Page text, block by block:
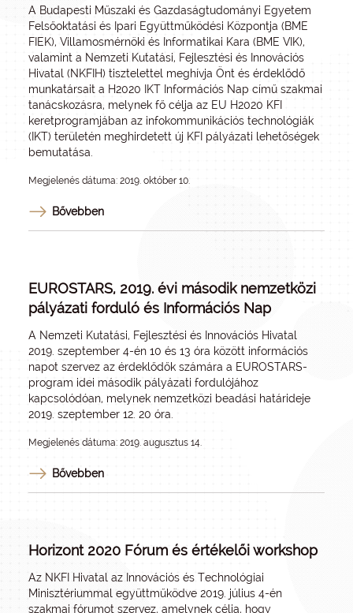
A Budapesti Műszaki és Gazdaságtudományi Egyetem
Felsőoktatási és Ipari Együttműködési Központja (BME
FIEK), Villamosmérnöki és Informatikai Kara (BME VIK),
valamint a Nemzeti Kutatási, Fejlesztési és Innovációs
Hivatal (NKFIH) tisztelettel meghívja Önt és érdeklődő
munkatársait a H2020 IKT Információs Nap című szakmai
tanácskozásra, melynek fő célja az EU H2020 KFI
keretprogramjában az infokommunikációs technológiák
(IKT) területén meghirdetett új KFI pályázati lehetőségek
bemutatása.
Megjelenés dátuma: 2019. október 10.
Bővebben
EUROSTARS, 2019. évi második nemzetközi
pályázati forduló és Információs Nap
A Nemzeti Kutatási, Fejlesztési és Innovációs Hivatal
2019. szeptember 4-én 10 és 13 óra között információs
napot szervez az érdeklődők számára a EUROSTARS-
program idei második pályázati fordulójához
kapcsolódóan, melynek nemzetközi beadási határideje
2019. szeptember 12. 20 óra.
Megjelenés dátuma: 2019. augusztus 14.
Bővebben
Horizont 2020 Fórum és értékelői workshop
Az NKFI Hivatal az Innovációs és Technológiai
Minisztériummal együttműködve 2019. július 4-én
szakmai fórumot szervez, amelynek célja, hogy